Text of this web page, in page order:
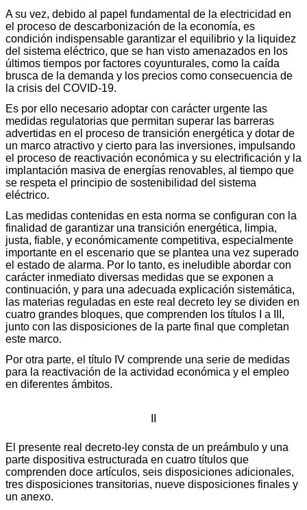
A su vez, debido al papel fundamental de la electricidad en
el proceso de descarbonización de la economía, es
condición indispensable garantizar el equilibrio y la liquidez
del sistema eléctrico, que se han visto amenazados en los
últimos tiempos por factores coyunturales, como la caída
brusca de la demanda y los precios como consecuencia de
la crisis del COVID-19.
Es por ello necesario adoptar con carácter urgente las
medidas regulatorias que permitan superar las barreras
advertidas en el proceso de transición energética y dotar de
un marco atractivo y cierto para las inversiones, impulsando
el proceso de reactivación económica y su electrificación y la
implantación masiva de energías renovables, al tiempo que
se respeta el principio de sostenibilidad del sistema
eléctrico.
Las medidas contenidas en esta norma se configuran con la
finalidad de garantizar una transición energética, limpia,
justa, fiable, y económicamente competitiva, especialmente
importante en el escenario que se plantea una vez superado
el estado de alarma. Por lo tanto, es ineludible abordar con
carácter inmediato diversas medidas que se exponen a
continuación, y para una adecuada explicación sistemática,
las materias reguladas en este real decreto ley se dividen en
cuatro grandes bloques, que comprenden los títulos I a III,
junto con las disposiciones de la parte final que completan
este marco.
Por otra parte, el título IV comprende una serie de medidas
para la reactivación de la actividad económica y el empleo
en diferentes ámbitos.
El presente real decreto-ley consta de un preámbulo y una
parte dispositiva estructurada en cuatro títulos que
comprenden doce artículos, seis disposiciones adicionales,
tres disposiciones transitorias, nueve disposiciones finales y
un anexo.